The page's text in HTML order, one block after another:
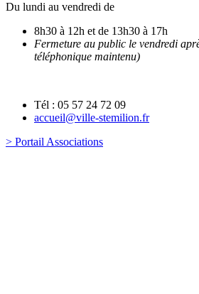
Du lundi au vendredi de
8h30 à 12h et de 13h30 à 17h
Fermeture au public le vendredi
téléphonique maintenu)
Tél : 05 57 24 72 09
accueil@ville-stemilion.fr
> Portail Associations